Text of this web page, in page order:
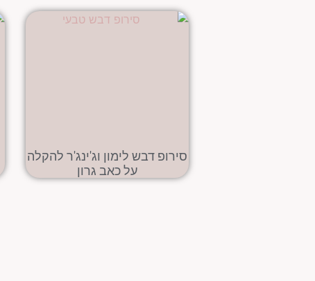
סירופ דבש לימון וג'ינג'ר להקלה
על כאב גרון